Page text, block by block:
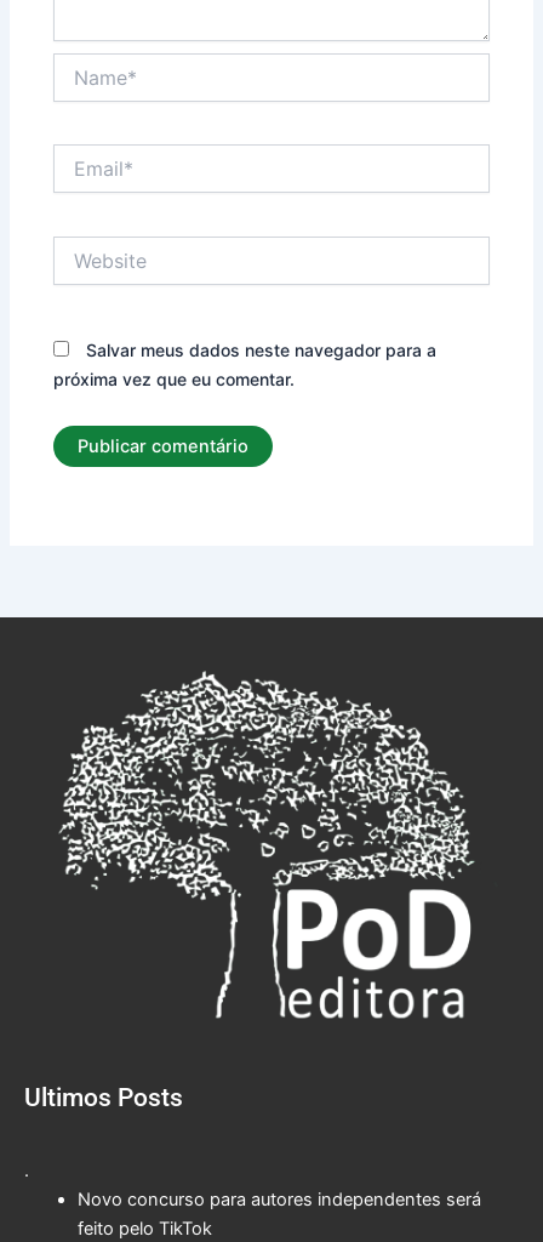
Salvar meus dados neste navegador para a
próxima vez que eu comentar.
Ultimos Posts
.
Novo concurso para autores independentes será
feito pelo TikTok